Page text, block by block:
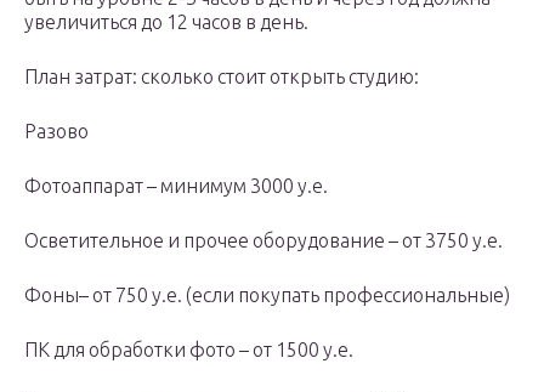
увеличиться до 12 часов в день.
План затрат: сколько стоит открыть студию:
Разово
Фотоаппарат – минимум 3000 у.е.
Осветительное и прочее оборудование – от 3750 у.е.
Фоны– от 750 у.е. (если покупать профессиональные)
ПК для обработки фото – от 1500 у.е.